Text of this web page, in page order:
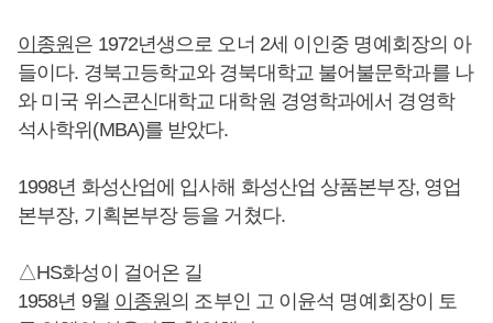
이종원은 1972년생으로 오너 2세 이인중 명예회장의 아
들이다. 경북고등학교와 경북대학교 불어불문학과를 나
와 미국 위스콘신대학교 대학원 경영학과에서 경영학
석사학위(MBA)를 받았다.
1998년 화성산업에 입사해 화성산업 상품본부장, 영업
본부장, 기획본부장 등을 거쳤다.
△HS화성이 걸어온 길
1958년 9월 이종원의 조부인 고 이윤석 명예회장이 토